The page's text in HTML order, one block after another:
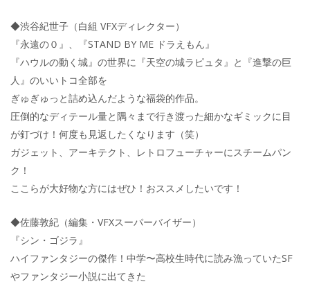
◆渋谷紀世子（白組 VFXディレクター）
『永遠の０』、『STAND BY ME ドラえもん』
『ハウルの動く城』の世界に『天空の城ラピュタ』と『進撃の巨
人』のいいトコ全部を
ぎゅぎゅっと詰め込んだような福袋的作品。
圧倒的なディテール量と隅々まで行き渡った細かなギミックに目
が釘づけ！何度も見返したくなります（笑）
ガジェット、アーキテクト、レトロフューチャーにスチームパン
ク！
ここらが大好物な方にはぜひ！おススメしたいです！
◆佐藤敦紀（編集・VFXスーパーバイザー）
『シン・ゴジラ』
ハイファンタジーの傑作！中学〜高校生時代に読み漁っていたSF
やファンタジー小説に出てきた